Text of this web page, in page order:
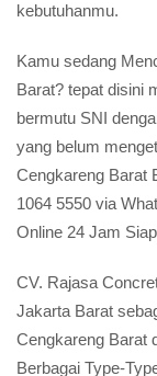
kebutuhanmu.
Kamu sedang
Barat? tepat disini
bermutu SNI
yang belum
Cengkareng Barat
1064 5550 via
Online 24 Jam
CV. Rajasa
Jakarta Barat
Cengkareng Barat
Berbagai Type-